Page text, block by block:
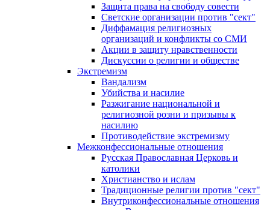
Защита права на свободу совести
Светские организации против "сект"
Диффамация религиозных
организаций и конфликты со СМИ
Акции в защиту нравственности
Дискуссии о религии и обществе
Экстремизм
Вандализм
Убийства и насилие
Разжигание национальной и
религиозной розни и призывы к
насилию
Противодействие экстремизму
Межконфессиональные отношения
Русская Православная Церковь и
католики
Христианство и ислам
Традиционные религии против "сект"
Внутриконфессиональные отношения